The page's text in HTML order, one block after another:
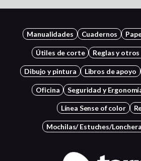
Manualidades Cuadernos
Útiles de corte Reglas y
Dibujo y pintura Libros de apoyo
Oficina Seguridad y
Línea Sense of color
Mochilas/ Estuches/